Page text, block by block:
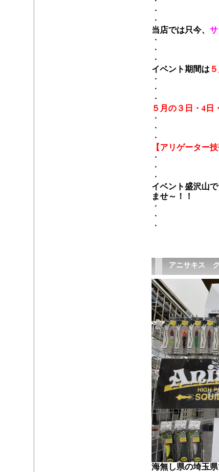
・
・
当店では只今、
・
・
・
イベント期間は
・
・
・
５月の ３日・4日
・
・
・
【アリゲーター
・
・
・
イベント盛沢山
ませ～！！
・
・
・
アニサキス
海無し県の埼玉